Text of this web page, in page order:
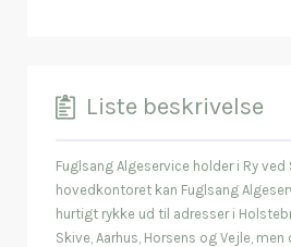
Liste beskrivelse
Fuglsang Algeservice holder i Ry ved
hovedkontoret kan Fuglsang
hurtigt rykke ud til adresser i
Skive, Aarhus, Horsens og Vejle,